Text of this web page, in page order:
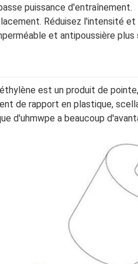
puissance d'entraînement.
Réduisez l'intensité
et antipoussière plus
est un produit de
de rapport en plastique,
d'uhmwpe a beaucoup